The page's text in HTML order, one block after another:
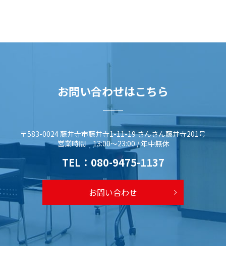
お問い合わせはこちら
〒583-0024 藤井寺市藤井寺1-11-19 さんさん藤井寺201号
営業時間 13:00～23:00 / 年中無休
TEL： 080-9475-1137
お問い合わせ